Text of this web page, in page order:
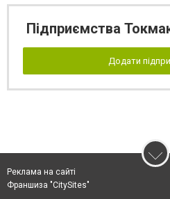
Підприємства
Додати
Реклама на сайті
Франшиза "CitySites"